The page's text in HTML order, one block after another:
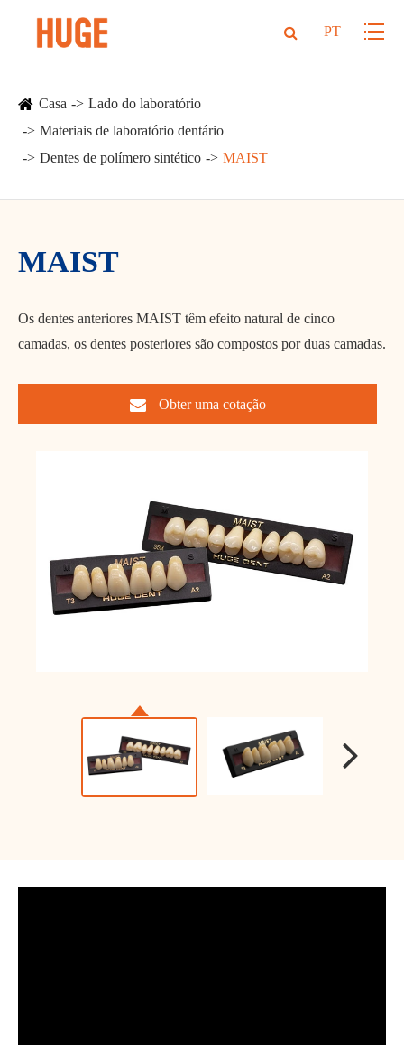
PT
Casa
Lado do laboratório
Materiais de laboratório dentário
Dentes de polímero sintético
MAIST
MAIST
Os dentes anteriores MAIST têm efeito natural de cinco
camadas, os dentes posteriores são compostos por duas camadas.
Obter uma cotação